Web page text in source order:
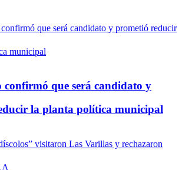
confirmó que será candidato y
la planta política municipal